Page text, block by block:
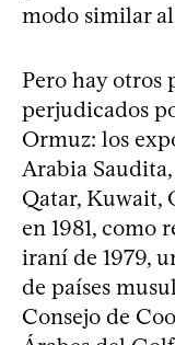
modo similar
Pero hay otros
perjudicados
Ormuz: los
Arabia
Qatar, Kuwait,
en 1981, como
iraní de 1979,
de países
Consejo de